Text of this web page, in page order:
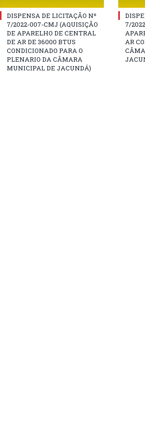
DISPENSA DE LICITAÇÃO Nº
7/2022-007-CMJ (AQUISIÇÃO
DE APARELHO DE CENTRAL
DE AR DE 36000 BTUS
CONDICIONADO PARA O
PLENARIO DA CÂMARA
MUNICIPAL DE JACUNDÁ)
7/
AR